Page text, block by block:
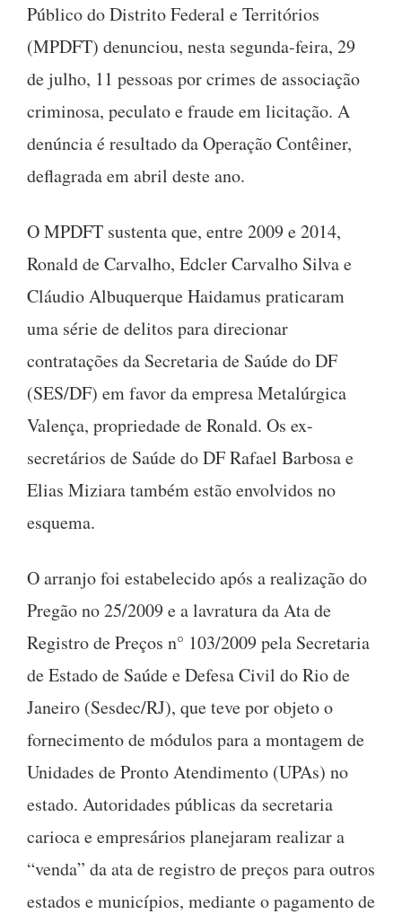
Público do Distrito Federal e Territórios
(MPDFT) denunciou, nesta segunda-feira, 29
de julho, 11 pessoas por crimes de associação
criminosa, peculato e fraude em licitação. A
denúncia é resultado da Operação Contêiner,
deflagrada em abril deste ano.
O MPDFT sustenta que, entre 2009 e 2014,
Ronald de Carvalho, Edcler Carvalho Silva e
Cláudio Albuquerque Haidamus praticaram
uma série de delitos para direcionar
contratações da Secretaria de Saúde do DF
(SES/DF) em favor da empresa Metalúrgica
Valença, propriedade de Ronald. Os ex-
secretários de Saúde do DF Rafael Barbosa e
Elias Miziara também estão envolvidos no
esquema.
O arranjo foi estabelecido após a realização do
Pregão no 25/2009 e a lavratura da Ata de
Registro de Preços n° 103/2009 pela Secretaria
de Estado de Saúde e Defesa Civil do Rio de
Janeiro (Sesdec/RJ), que teve por objeto o
fornecimento de módulos para a montagem de
Unidades de Pronto Atendimento (UPAs) no
estado. Autoridades públicas da secretaria
carioca e empresários planejaram realizar a
“venda” da ata de registro de preços para outros
estados e municípios, mediante o pagamento de